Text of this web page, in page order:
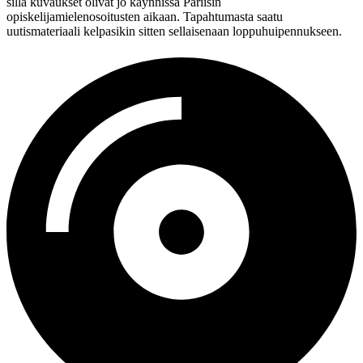
opiskelijamielenosoitusten aikaan. Tapahtumasta saatu
uutismateriaali kelpasikin sitten sellaisenaan loppuhuipennukseen.